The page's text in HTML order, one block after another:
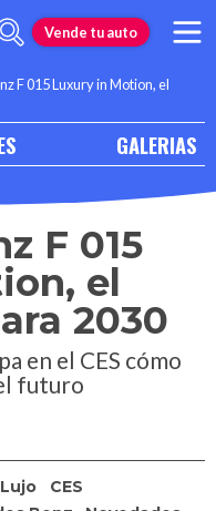
Vende tu auto
F 015 Luxury in Motion, el
GALERIAS
F 015
el
2030
en el CES cómo
futuro
CES